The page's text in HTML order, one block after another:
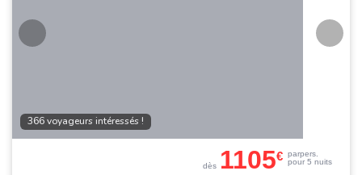
366 voyageurs intéressés !
dès 1105€ parpers.
pour 5 nuits